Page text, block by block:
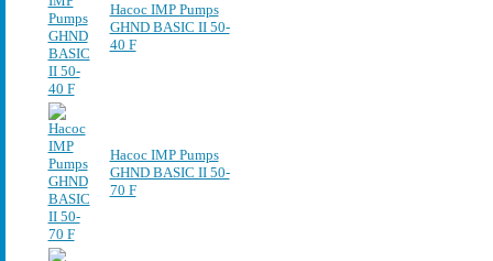
Насос IMP Pumps
GHND BASIC II 50-
40 F
Насос IMP Pumps
GHND BASIC II 50-
70 F